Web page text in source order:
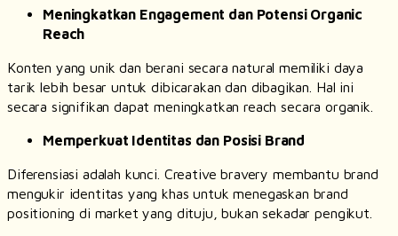
Meningkatkan Engagement dan Potensi Organic
Reach
Konten yang unik dan berani secara natural memiliki daya
tarik lebih besar untuk dibicarakan dan dibagikan. Hal ini
secara signifikan dapat meningkatkanreach secara organik.
Memperkuat Identitas dan Posisi Brand
Diferensiasi adalah kunci. Creative bravery membantu brand
mengukir identitas yang khas untuk menegaskan brand
positioningdi market yang dituju, bukan sekadar pengikut.